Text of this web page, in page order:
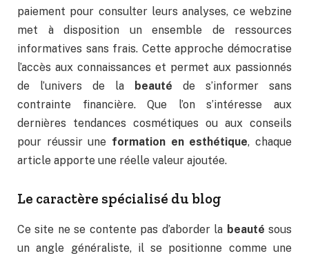
paiement pour consulter leurs analyses, ce webzine
met à disposition un ensemble de ressources
informatives sans frais. Cette approche démocratise
l’accès aux connaissances et permet aux passionnés
de l’univers de la
beauté de s’informer sans
contrainte financière. Que l’on s’intéresse aux
dernières tendances cosmétiques ou aux conseils
pour réussir une formation en esthétique, chaque
article apporte une réelle valeur ajoutée.
Le caractère spécialisé du blog
Ce site ne se contente pas d’aborder la beauté sous
un angle généraliste, il se positionne comme une